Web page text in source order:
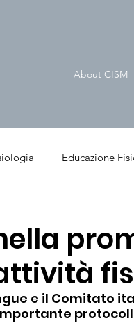
About CISM
Educazione
e il Comitato